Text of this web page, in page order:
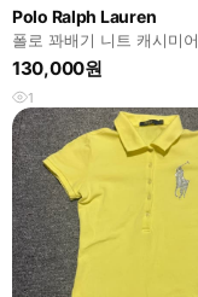
Polo Ralph Lauren
폴로 꽈배기 니트 캐시미어
130,000원
1